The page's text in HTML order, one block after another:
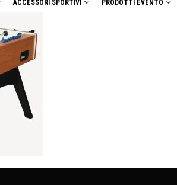
ACCESSORI SPORTIVI PRODOTTI EVENTO